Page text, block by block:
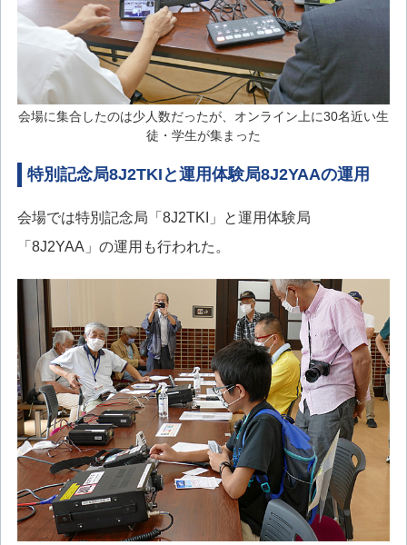
会場に集合したのは少人数だったが、オンライン上に30名近い生
徒・学生が集まった
特別記念局8J2TKIと運用体験局8J2YAAの運用
会場では特別記念局「8J2TKI」と運用体験局
「8J2YAA」の運用も行われた。